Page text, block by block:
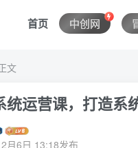
首页 中创网
文
统运营课，打造系
月6日 13:18发布